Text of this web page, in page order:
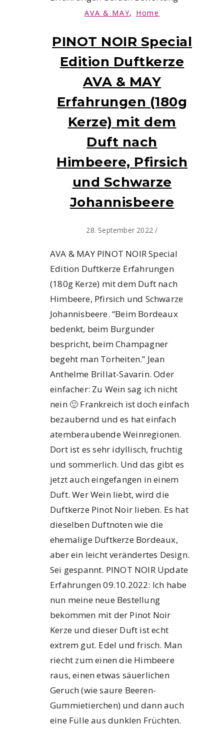
AVA & MAY, Home
PINOT NOIR Special
Edition Duftkerze
AVA & MAY
Erfahrungen (180g
Kerze) mit dem
Duft nach
Himbeere, Pfirsich
und Schwarze
Johannisbeere
28. September 2022 /
AVA & MAY PINOT NOIR Special
Edition Duftkerze Erfahrungen
(180g Kerze) mit dem Duft nach
Himbeere, Pfirsich und Schwarze
Johannisbeere. “Beim Bordeaux
bedenkt, beim Burgunder
bespricht, beim Champagner
begeht man Torheiten.” Jean
Anthelme Brillat-Savarin. Oder
einfacher: Zu Wein sag ich nicht
nein 🙂 Frankreich ist doch einfach
bezaubernd und es hat einfach
atemberaubende Weinregionen.
Dort ist es sehr idyllisch, fruchtig
und sommerlich. Und das gibt es
jetzt auch eingefangen in einem
Duft. Wer Wein liebt, wird die
Duftkerze Pinot Noir lieben. Es hat
dieselben Duftnoten wie die
ehemalige Duftkerze Bordeaux,
aber ein leicht verändertes Design.
Sei gespannt. PINOT NOIR Update
Erfahrungen 09.10.2022: Ich habe
nun meine neue Bestellung
bekommen mit der Pinot Noir
Kerze und dieser Duft ist echt
extrem gut. Edel und frisch. Man
riecht zum einen die Himbeere
raus, einen etwas säuerlichen
Geruch (wie saure Beeren-
Gummietierchen) und dann auch
eine Fülle aus dunklen Früchten.